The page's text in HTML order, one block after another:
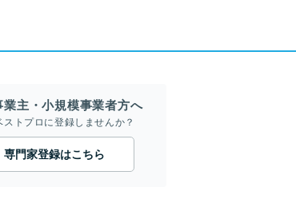
業主・小規模事業者方へ
ストプロに登録しませんか？
専門家登録はこちら